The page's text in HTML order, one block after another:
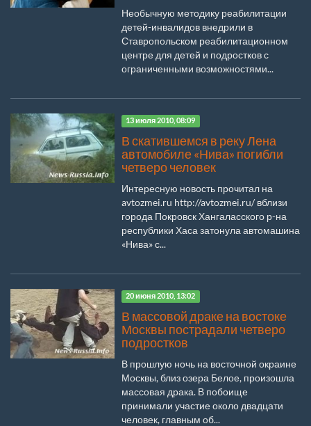
Необычную методику реабилитации
детей-инвалидов внедрили в
Ставропольском реабилитационном
центре для детей и подростков с
ограниченными возможностями...
13 июля 2010, 08:09
В скатившемся в реку Лена
автомобиле «Нива» погибли
четверо человек
Интересную новость прочитал на
avtozmei.ru http://avtozmei.ru/ вблизи
города Покровск Хангаласского р-на
республики Хаса затонула автомашина
«Нива» с...
20 июня 2010, 13:02
В массовой драке на востоке
Москвы пострадали четверо
подростков
В прошлую ночь на восточной окраине
Москвы, близ озера Белое, произошла
массовая драка. В побоище
принимали участие около двадцати
человек, главным об...